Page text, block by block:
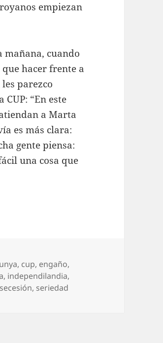
empiezan
cuando
hacer frente a
parezco
“En este
a Marta
es más clara:
gente piensa:
una cosa que
, cup, engaño,
, independilandia,
secesión, seriedad